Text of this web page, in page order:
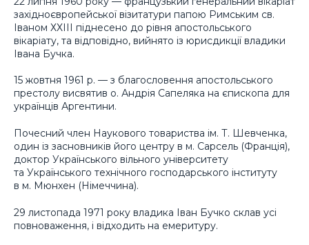
західноєвропейської візитатури папою Римським св.
Іваном ХХІІІ піднесено до рівня апостольського
вікаріату, та відповідно, вийнято із юрисдикції владики
Івана Бучка.
15 жовтня 1961 р. — з благословення апостольського
престолу висвятив о. Андрія Сапеляка на єпископа для
українців Аргентини.
Почесний член Наукового товариства ім. Т. Шевченка,
один із засновників його центру в м. Сарсель (Франція),
доктор Українського вільного університету
та Українського технічного господарського інституту
в м. Мюнхен (Німеччина).
29 листопада 1971 року владика Іван Бучко склав усі
повноваження, і відходить на емеритуру.